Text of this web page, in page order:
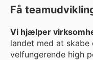
Få
Vi hjælper
landet med at
velfungerende high